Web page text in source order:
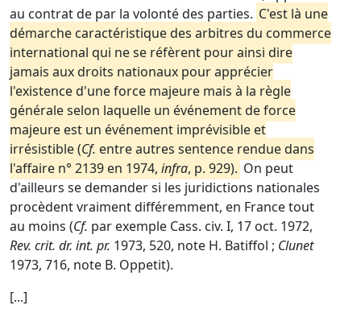
au contrat de par la volonté des parties. C'est là une
démarche caractéristique des arbitres du commerce
international qui ne se réfèrent pour ainsi dire
jamais aux droits nationaux pour apprécier
l'existence d'une force majeure mais à la règle
générale selon laquelle un événement de force
majeure est un événement imprévisible et
irrésistible (Cf. entre autres sentence rendue dans
l'affaire n° 2139 en 1974, infra, p. 929). On peut
d'ailleurs se demander si les juridictions nationales
procèdent vraiment différemment, en France tout
au moins (Cf. par exemple Cass. civ. I, 17 oct. 1972,
Rev. crit. dr. int. pr. 1973, 520, note H. Batiffol ; Clunet
1973, 716, note B. Oppetit).
[...]